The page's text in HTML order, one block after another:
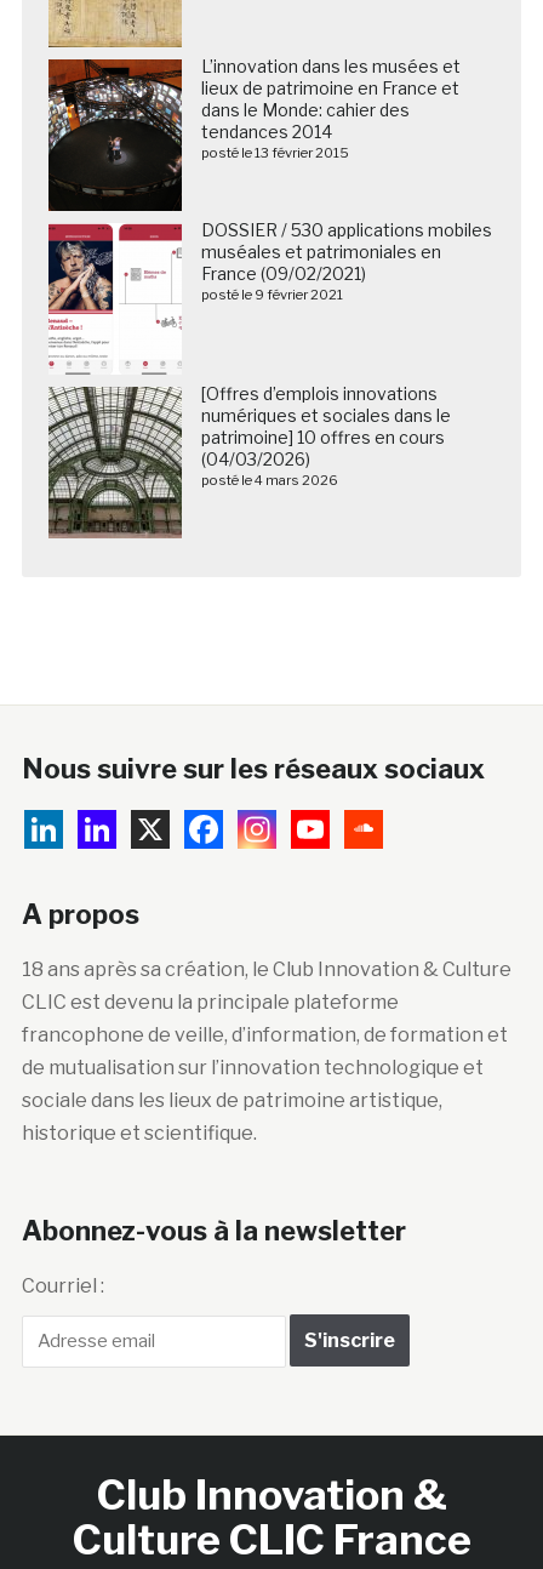
L’innovation dans les musées et
lieux de patrimoine en France et
dans le Monde: cahier des
tendances 2014
posté le 13 février 2015
DOSSIER / 530 applications mobiles
muséales et patrimoniales en
France (09/02/2021)
posté le 9 février 2021
[Offres d’emplois innovations
numériques et sociales dans le
patrimoine] 10 offres en cours
(04/03/2026)
posté le 4 mars 2026
Nous suivre sur les réseaux sociaux
A propos
18 ans après sa création, le Club Innovation & Culture
CLIC est devenu la principale plateforme
francophone de veille, d’information, de formation et
de mutualisation sur l’innovation technologique et
sociale dans les lieux de patrimoine artistique,
historique et scientifique.
Abonnez-vous à la newsletter
Courriel :
Club Innovation &
Culture CLIC France